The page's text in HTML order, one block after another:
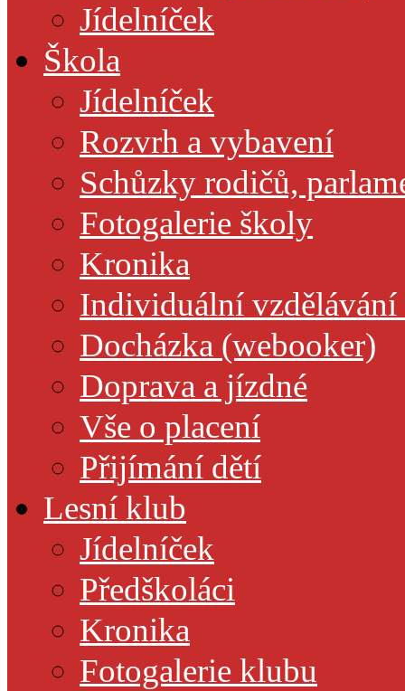
Jídelníček
Škola
Jídelníček
Rozvrh a vybavení
Schůzky rodičů,
Fotogalerie školy
Kronika
Individuální vzdělávání
Docházka (webooker)
Doprava a jízdné
Vše o placení
Přijímání dětí
Lesní klub
Jídelníček
Předškoláci
Kronika
Fotogalerie klubu